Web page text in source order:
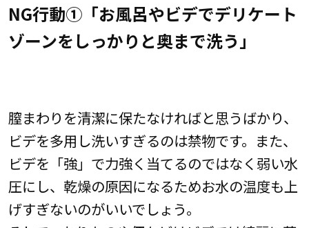
NG行動①「お風呂やビデでデリケート
ゾーンをしっかりと奥まで洗う」
膣まわりを清潔に保たなければと思うばかり、
ビデを多用し洗いすぎるのは禁物です。また、
ビデを「強」で力強く当てるのではなく弱い水
圧にし、乾燥の原因になるためお水の温度も上
げすぎないのがいいでしょう。